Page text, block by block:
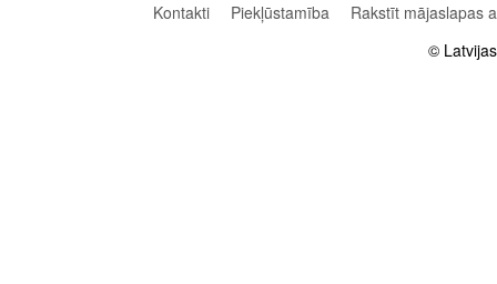
Kontakti Piekļūstamība
Rakstīt mājaslapas
©